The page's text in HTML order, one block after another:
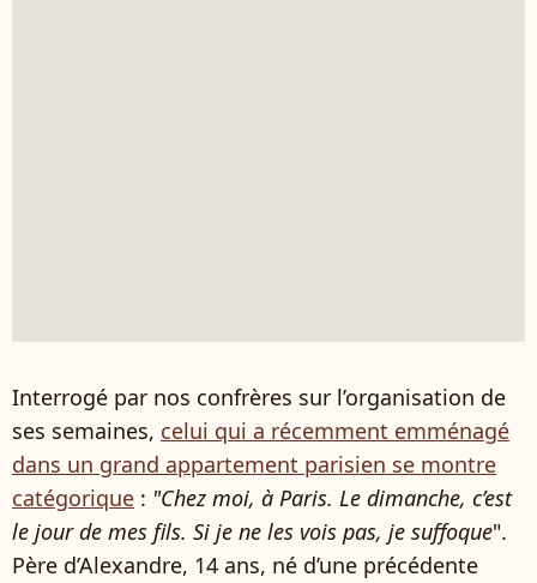
Interrogé par nos confrères sur l’organisation de
ses semaines, celui qui a récemment emménagé
dans un grand appartement parisien se montre
catégorique : "Chez moi, à Paris. Le dimanche, c’est
le jour de mes fils. Si je ne les vois pas, je suffoque".
Père d’Alexandre, 14 ans, né d’une précédente